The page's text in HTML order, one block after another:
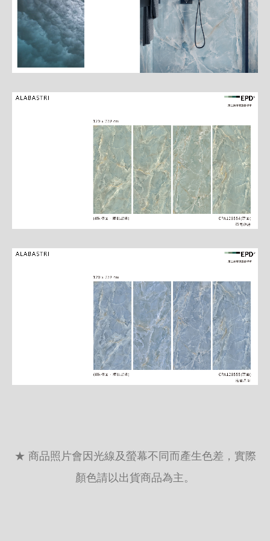
★ 商品照片會因光線及螢幕不同而產生色差，實際
顏色請以出貨商品為主。